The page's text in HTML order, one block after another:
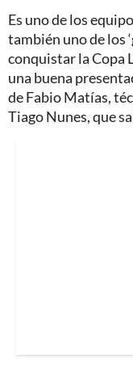
Es uno de los
también uno de los
conquistar la Copa
una buena
de Fabio Matías,
Tiago Nunes, que